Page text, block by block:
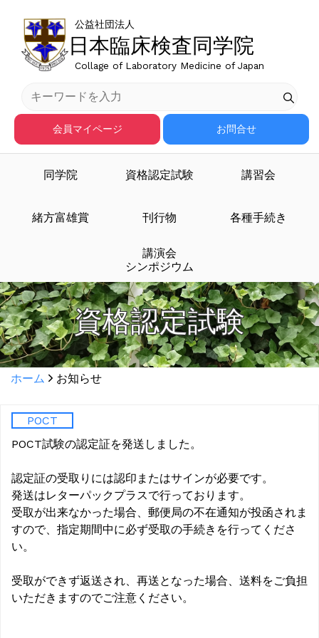
日本臨床検査同学院
公益社団法人
Collage of Laboratory Medicine of Japan
会員マイページ お問合せ
同学院 資格認定試験 講習会
緒方富雄賞 刊行物 各種手続き
講演会
シンポジウム
資格認定試験
ホーム お知らせ
POCT
POCT試験の認定証を発送しました。
認定証の受取りには認印またはサインが必要です。
発送はレターパックプラスで行っております。
受取が出来なかった場合、郵便局の不在通知が投函されま
すので、指定期間中に必ず受取の手続きを行ってくださ
い。
受取ができず返送され、再送となった場合、送料をご負担
いただきますのでご注意ください。